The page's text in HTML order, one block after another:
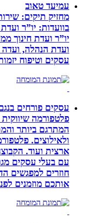
עמיעד טאוב
מחזיק תיקים:
בוועדות: יו”ר ועדת
יו”ר ועדת חינוך
ועדת הנהלה, ועדה
עסקים וטיפוח יזמות
עסקים פורחים בנגב
פלטפורמה שיווקית
המתרגם ביותר
ולאילוצים. פלטפורמה
ארצית ועוד. הקבוצה
עם בעלי עסקים
חוזרים למפגשים הדו
אותכם מוזמנים לפנות